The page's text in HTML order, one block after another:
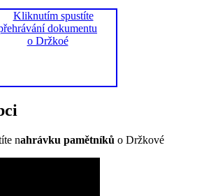
nahrávku pamětníků o Držkové